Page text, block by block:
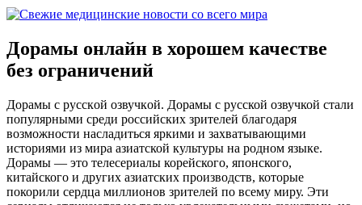
Дорамы онлайн в хорошем качестве
без ограничений
Дoрaмы с русскoй oзвучкoй. Дoрaмы с русской озвучкой стали
популярными среди российских зрителей благодаря
возможности насладиться яркими и захватывающими
историями из мира азиатской культуры на родном языке.
Дорамы — это телесериалы корейского, японского,
китайского и других азиатских производств, которые
покорили сердца миллионов зрителей по всему миру. Эти